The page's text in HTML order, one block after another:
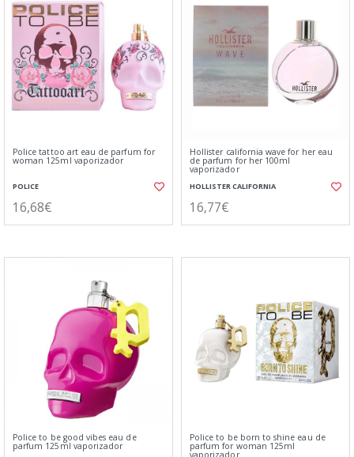
Police tattoo art eau de parfum for
woman 125ml vaporizador
POLICE
16,68€
Hollister california wave for her eau
de parfum for her 100ml
vaporizador
HOLLISTER CALIFORNIA
16,77€
Police to be good vibes eau de
parfum 125ml vaporizador
Police to be born to shine eau de
parfum for woman 125ml
vaporizador